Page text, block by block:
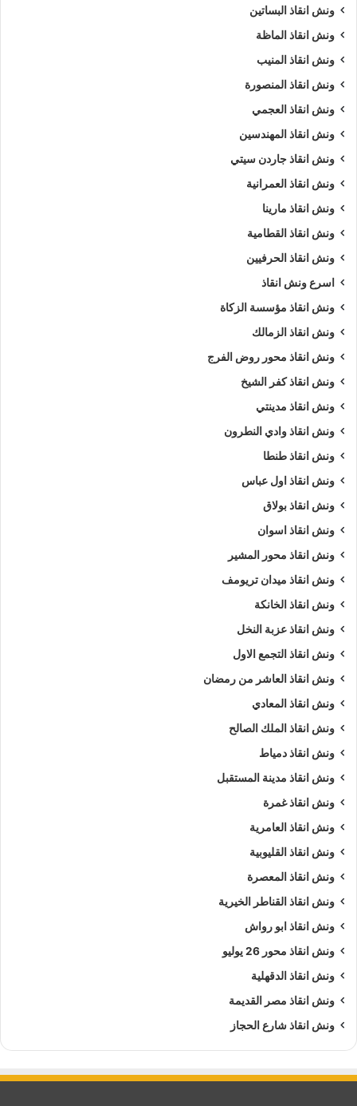
ونش انقاذ البساتين
ونش انقاذ الماظة
ونش انقاذ المنيب
ونش انقاذ المنصورة
ونش انقاذ العجمي
ونش انقاذ المهندسين
ونش انقاذ جاردن سيتي
ونش انقاذ العمرانية
ونش انقاذ مارينا
ونش انقاذ القطامية
ونش انقاذ الحرفيين
اسرع ونش انقاذ
ونش انقاذ مؤسسة الزكاة
ونش انقاذ الزمالك
ونش انقاذ محور روض الفرج
ونش انقاذ كفر الشيخ
ونش انقاذ مدينتي
ونش انقاذ وادي النطرون
ونش انقاذ طنطا
ونش انقاذ اول عباس
ونش انقاذ بولاق
ونش انقاذ اسوان
ونش انقاذ محور المشير
ونش انقاذ ميدان تريومف
ونش انقاذ الخانكة
ونش انقاذ عزبة النخل
ونش انقاذ التجمع الاول
ونش انقاذ العاشر من رمضان
ونش انقاذ المعادي
ونش انقاذ الملك الصالح
ونش انقاذ دمياط
ونش انقاذ مدينة المستقبل
ونش انقاذ غمرة
ونش انقاذ العامرية
ونش انقاذ القليوبية
ونش انقاذ المعصرة
ونش انقاذ القناطر الخيرية
ونش انقاذ ابو رواش
ونش انقاذ محور 26 يوليو
ونش انقاذ الدقهلية
ونش انقاذ مصر القديمة
ونش انقاذ شارع الحجاز